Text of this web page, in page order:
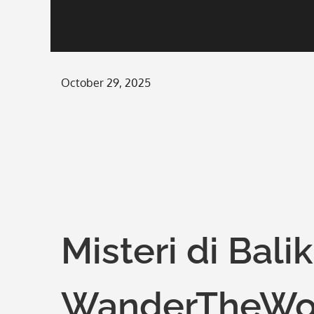
Posted
October 29, 2025
Misteri di Balik